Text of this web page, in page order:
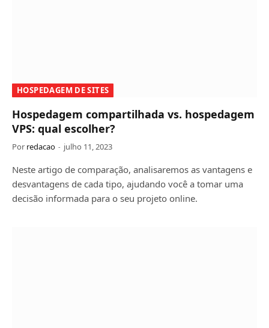
HOSPEDAGEM DE SITES
Hospedagem compartilhada vs. hospedagem
VPS: qual escolher?
Por redacao julho 11, 2023
Neste artigo de comparação, analisaremos as vantagens e
desvantagens de cada tipo, ajudando você a tomar uma
decisão informada para o seu projeto online.